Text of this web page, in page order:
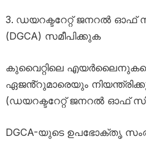
ഡയറക്ടറേറ്റ് ജനറൽ ഓഫ്
(DGCA) സമീപിക്കുക
കുവൈറ്റിലെ
ഏജൻ്റുമാരെയും
(ഡയറക്ടറേറ്റ് ജനറൽ ഓഫ്
DGCA-യുടെ ഉപഭോക്തൃ